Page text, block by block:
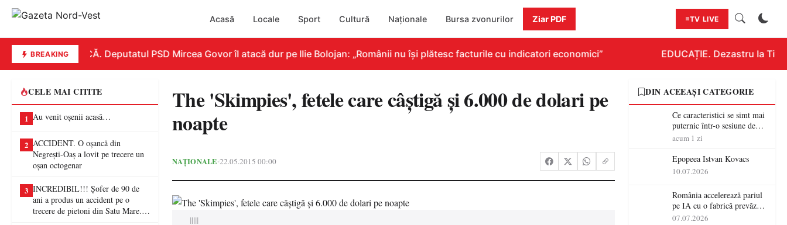
Acasă Locale Sport Cultură Naționale Bursa zvonurilor Ziar PDF TV LIVE
BREAKINGREPLICĂ. Deputatul PSD Mircea Govor îl atacă dur pe Ilie Bolojan: „Românii nu își plătesc facturile cu indicatori economici” EDUCAȚIE. Dezastru la
CELE MAI CITITE
1 Au venit oșenii acasă…
2 ACCIDENT. O oșancă din
Negrești-Oaș a lovit pe trecere un
oșan octogenar
3 INCREDIBIL!!! Șofer de 90 de
ani a produs un accident pe o
trecere de pietoni din Satu Mare. O
The 'Skimpies', fetele care câştigă şi 6.000 de dolari pe
noapte
NAȚIONALE•22.05.2015 00:00
|||||
DIN ACEEAȘI CATEGORIE
Ce caracteristici se simt mai
puternic într-o sesiune de
distracție la sloturi online:
RTP?
acum 1 zi
Epopeea Istvan Kovacs
10.07.2026
România accelerează pariul
pe IA cu o fabrică prevăzută
pentru 2027
07.07.2026